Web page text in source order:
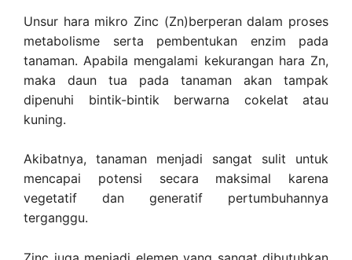
Unsur hara mikro Zinc (Zn)berperan dalam proses
metabolisme serta pembentukan enzim pada
tanaman. Apabila mengalami kekurangan hara Zn,
maka daun tua pada tanaman akan tampak
dipenuhi bintik-bintik berwarna cokelat atau
kuning.
Akibatnya, tanaman menjadi sangat sulit untuk
mencapai potensi secara maksimal karena
vegetatif dan generatif pertumbuhannya
terganggu.